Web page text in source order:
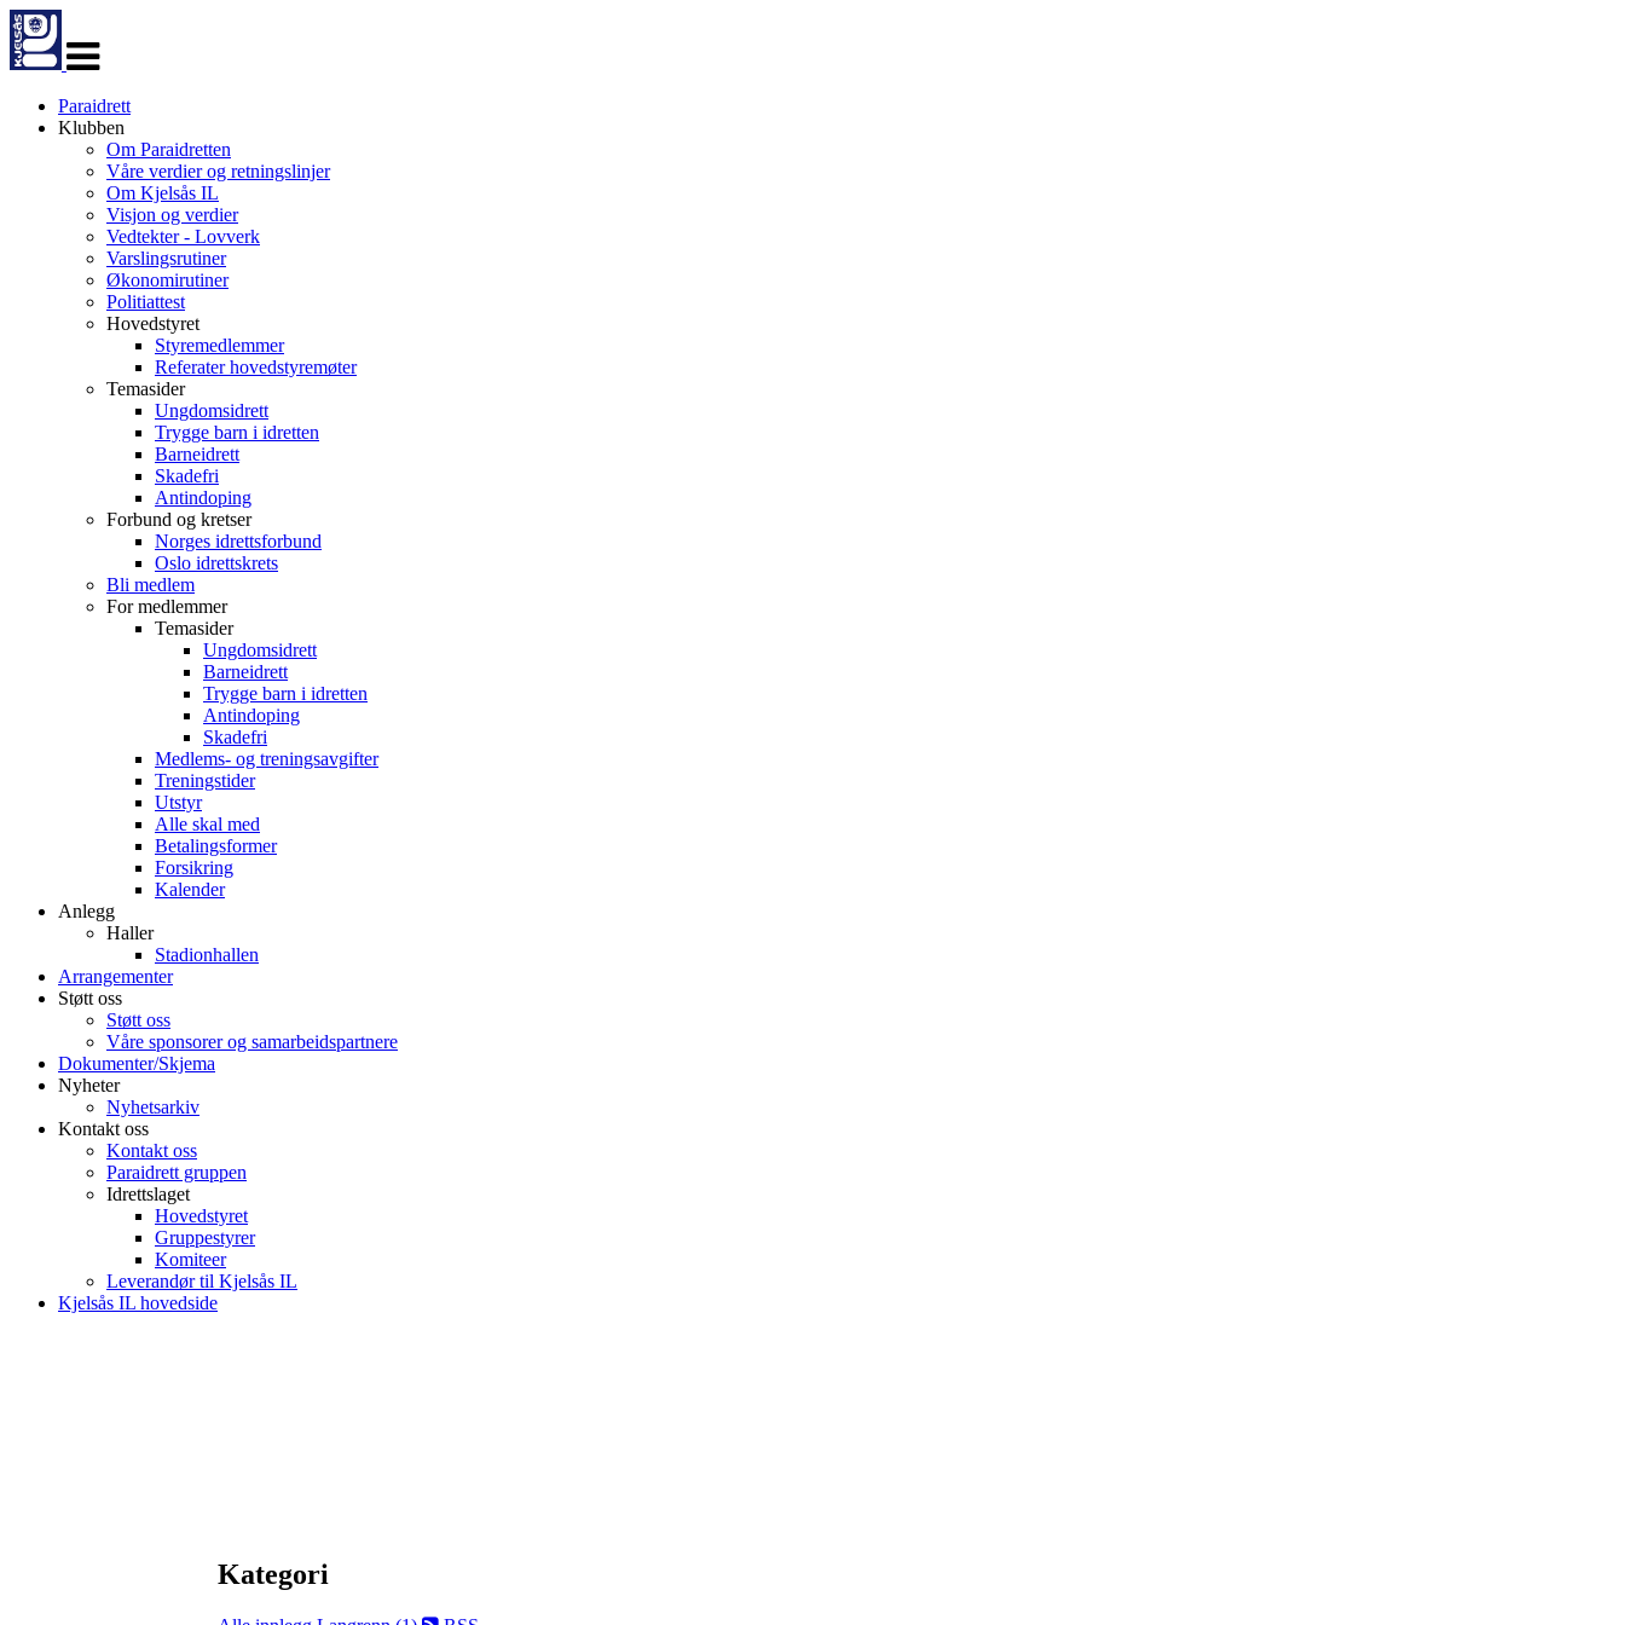
navigasjon
Paraidrett
Klubben
Om Paraidretten
Våre verdier og retningslinjer
Om Kjelsås IL
Visjon og verdier
Vedtekter - Lovverk
Varslingsrutiner
Økonomirutiner
Politiattest
Hovedstyret
Styremedlemmer
Referater hovedstyremøter
Temasider
Ungdomsidrett
Trygge barn i idretten
Barneidrett
Skadefri
Antindoping
Forbund og kretser
Norges idrettsforbund
Oslo idrettskrets
Bli medlem
For medlemmer
Temasider
Ungdomsidrett
Barneidrett
Trygge barn i idretten
Antindoping
Skadefri
Medlems- og treningsavgifter
Treningstider
Utstyr
Alle skal med
Betalingsformer
Forsikring
Kalender
Anlegg
Haller
Stadionhallen
Arrangementer
Støtt oss
Støtt oss
Våre sponsorer og samarbeidspartnere
Dokumenter/Skjema
Nyheter
Nyhetsarkiv
Kontakt oss
Kontakt oss
Paraidrett gruppen
Idrettslaget
Hovedstyret
Gruppestyrer
Komiteer
Leverandør til Kjelsås IL
Kjelsås IL hovedside
Kategori